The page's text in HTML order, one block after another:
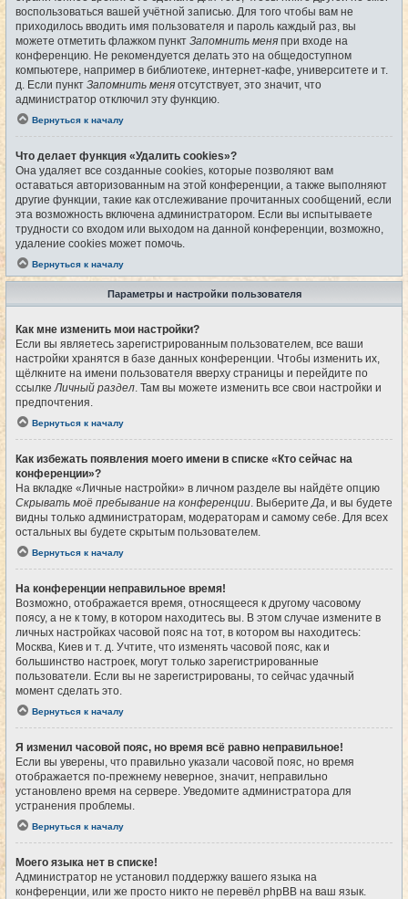
воспользоваться вашей учётной записью. Для того чтобы вам не
приходилось вводить имя пользователя и пароль каждый раз, вы
можете отметить флажком пункт Запомнить меня при входе на
конференцию. Не рекомендуется делать это на общедоступном
компьютере, например в библиотеке, интернет-кафе, университете и т.
д. Если пункт Запомнить меня отсутствует, это значит, что
администратор отключил эту функцию.
Вернуться к началу
Что делает функция «Удалить cookies»?
Она удаляет все созданные cookies, которые позволяют вам
оставаться авторизованным на этой конференции, а также выполняют
другие функции, такие как отслеживание прочитанных сообщений, если
эта возможность включена администратором. Если вы испытываете
трудности со входом или выходом на данной конференции, возможно,
удаление cookies может помочь.
Вернуться к началу
Параметры и настройки пользователя
Как мне изменить мои настройки?
Если вы являетесь зарегистрированным пользователем, все ваши
настройки хранятся в базе данных конференции. Чтобы изменить их,
щёлкните на имени пользователя вверху страницы и перейдите по
ссылкеЛичный раздел. Там вы можете изменить все свои настройки и
предпочтения.
Вернуться к началу
Как избежать появления моего имени в списке «Кто сейчас на
конференции»?
На вкладке «Личные настройки» в личном разделе вы найдёте опцию
Скрывать моё пребывание на конференции. ВыберитеДа, и вы будете
видны только администраторам, модераторам и самому себе. Для всех
остальных вы будете скрытым пользователем.
Вернуться к началу
На конференции неправильное время!
Возможно, отображается время, относящееся к другому часовому
поясу, а не к тому, в котором находитесь вы. В этом случае измените в
личных настройках часовой пояс на тот, в котором вы находитесь:
Москва, Киев и т. д. Учтите, что изменять часовой пояс, как и
большинство настроек, могут только зарегистрированные
пользователи. Если вы не зарегистрированы, то сейчас удачный
момент сделать это.
Вернуться к началу
Я изменил часовой пояс, но время всё равно неправильное!
Если вы уверены, что правильно указали часовой пояс, но время
отображается по-прежнему неверное, значит, неправильно
установлено время на сервере. Уведомите администратора для
устранения проблемы.
Вернуться к началу
Моего языка нет в списке!
Администратор не установил поддержку вашего языка на
конференции, или же просто никто не перевёл phpBB на ваш язык.